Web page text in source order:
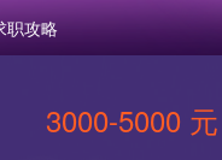
职攻略
3000-5000 元